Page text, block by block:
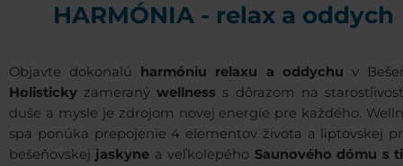
HARMÓNIA - relax a oddych
Objavte dokonalú harmóniu relaxu a oddychu v
Holisticky zameranýwellness s dôrazom na
duše a mysle je zdrojom novej energie pre každého.
spa ponúka prepojenie 4 elementov života a liptovskej
bešeňovskej jaskyne a veľkolepého Saunového dómu s